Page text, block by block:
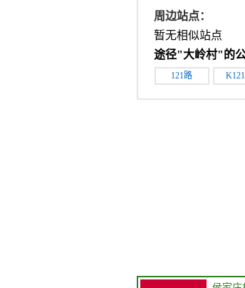
周边站点：
暂无相似站点
途径"大岭村"的
121路